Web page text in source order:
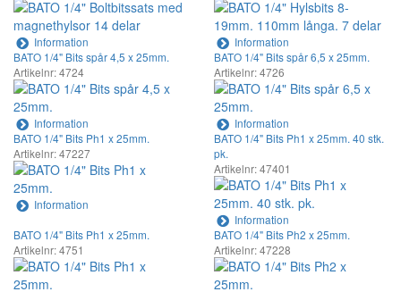
Information
Information
BATO 1/4" Bits spår 4,5 x 25mm.
Artikelnr: 4724
Information
BATO 1/4" Bits spår 6,5 x 25mm.
Artikelnr: 4726
Information
BATO 1/4" Bits Ph1 x 25mm.
Artikelnr: 47227
Information
BATO 1/4" Bits Ph1 x 25mm. 40 stk.
pk.
Artikelnr: 47401
Information
BATO 1/4" Bits Ph1 x 25mm.
Artikelnr: 4751
BATO 1/4" Bits Ph2 x 25mm.
Artikelnr: 47228